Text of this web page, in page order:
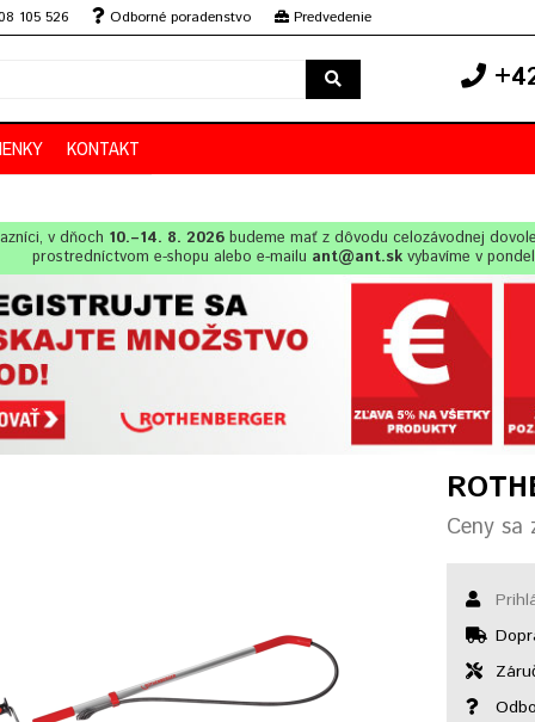
105 526 Odborné poradenstvo Predvedenie
KONTAKT
v dňoch 10.–14. 8. 2026 budeme mať z dôvodu celozávodnej
prostredníctvom e-shopu alebo e-mailu ant@ant.skvybavíme v
Ceny sa